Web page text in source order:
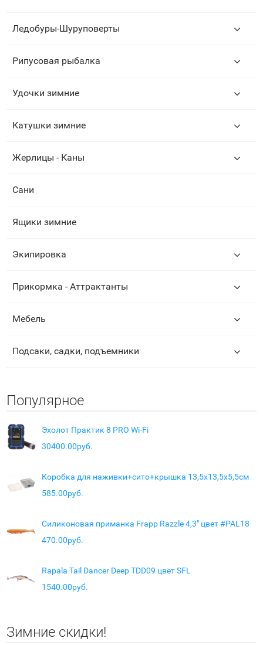
Ледобуры-Шуруповерты
Рипусовая рыбалка
Удочки зимние
Катушки зимние
Жерлицы - Каны
Сани
Ящики зимние
Экипировка
Прикормка - Аттрактанты
Мебель
Подсаки, садки, подъемники
Популярное
Эхолот Практик 8 PRO Wi-Fi
30400.00руб.
Коробка для наживки+сито+крышка 13,5х13,5х5,5см
585.00руб.
Силиконовая приманка Frapp Razzle 4,3" цвет #PAL18
470.00руб.
Rapala Tail Dancer Deep TDD09 цвет SFL
1540.00руб.
Зимние скидки!